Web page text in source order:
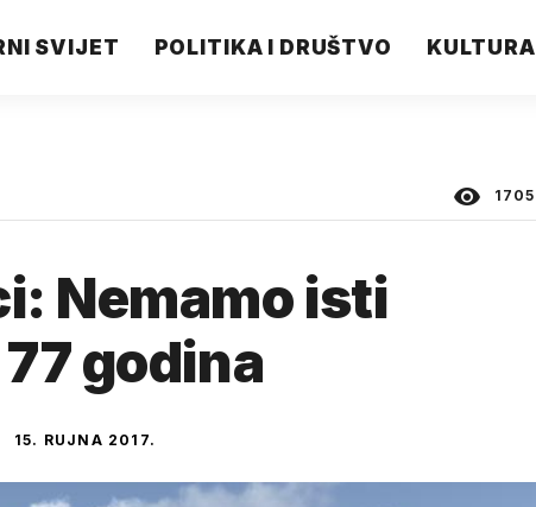
SVIJET POLITIKA I DRUŠTVO KULTURA
1705
Nemamo isti
godina
15. RUJNA 2017.